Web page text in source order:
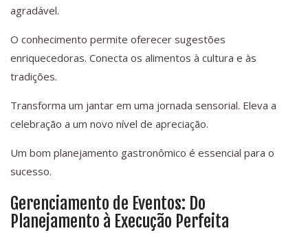
agradável.
O conhecimento permite oferecer sugestões
enriquecedoras. Conecta os alimentos à cultura e às
tradições.
Transforma um jantar em uma jornada sensorial. Eleva a
celebração a um novo nível de apreciação.
Um bom planejamento gastronômico é essencial para o
sucesso.
Gerenciamento de Eventos: Do
Planejamento à Execução Perfeita